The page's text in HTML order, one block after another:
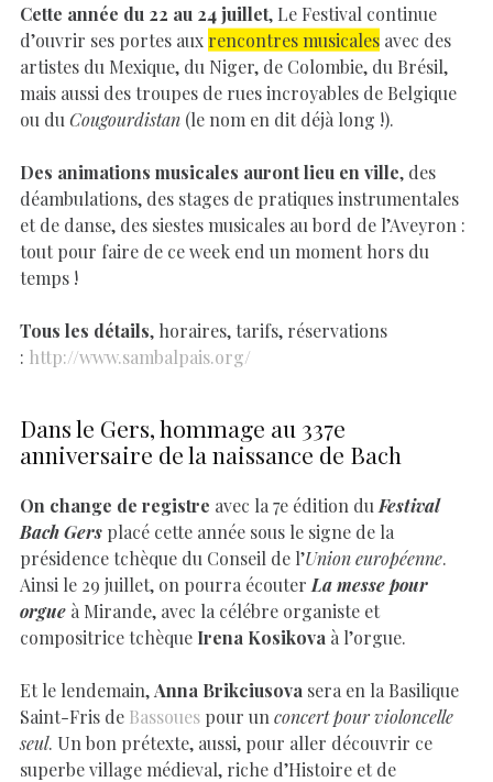
Cette année du 22 au 24 juillet, Le Festival continue
d’ouvrir ses portes aux rencontres musicales avec des
artistes du Mexique, du Niger, de Colombie, du Brésil,
mais aussi des troupes de rues incroyables de Belgique
ou du Cougourdistan (le nom en dit déjà long !).
Des animations musicales auront lieu en ville, des
déambulations, des stages de pratiques instrumentales
et de danse, des siestes musicales au bord de l’Aveyron :
tout pour faire de ce week end un moment hors du
temps !
Tous les détails, horaires, tarifs, réservations
: http://www.sambalpais.org/
Dans le Gers, hommage au 337e
anniversaire de la naissance de Bach
On change de registre avec la 7e édition du Festival
Bach Gers placé cette année sous le signe de la
présidence tchèque du Conseil de l’Union européenne.
Ainsi le 29 juillet, on pourra écouter La messe pour
orgue à Mirande, avec la célébre organiste et
compositrice tchèque Irena Kosikova à l’orgue.
Et le lendemain,Anna Brikciusova sera en la Basilique
Saint-Fris de Bassoues pour un concert pour violoncelle
seul. Un bon prétexte, aussi, pour aller découvrir ce
superbe village médieval, riche d’Histoire et de